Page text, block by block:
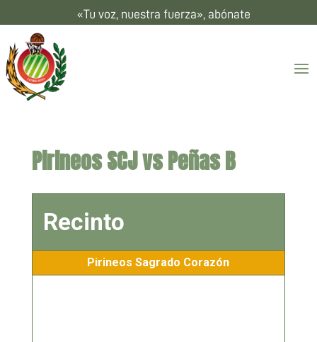
«Tu voz, nuestra fuerza», abónate
Pirineos SCJ vs Peñas B
Recinto
Pirineos Sagrado Corazón